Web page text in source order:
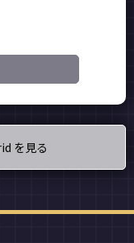
を見る